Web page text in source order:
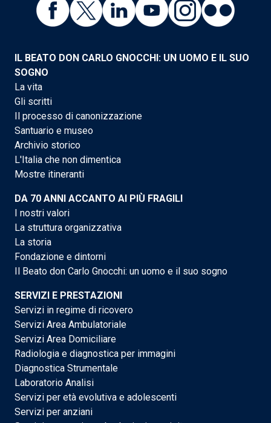
IL BEATO DON CARLO GNOCCHI: UN UOMO E IL SUO
SOGNO
La vita
Gli scritti
Il processo di canonizzazione
Santuario e museo
Archivio storico
L'Italia che non dimentica
Mostre itineranti
DA 70 ANNI ACCANTO AI PIÙ FRAGILI
I nostri valori
La struttura organizzativa
La storia
Fondazione e dintorni
Il Beato don Carlo Gnocchi: un uomo e il suo sogno
SERVIZI E PRESTAZIONI
Servizi in regime di ricovero
Servizi Area Ambulatoriale
Servizi Area Domiciliare
Radiologia e diagnostica per immagini
Diagnostica Strumentale
Laboratorio Analisi
Servizi per età evolutiva e adolescenti
Servizi per anziani